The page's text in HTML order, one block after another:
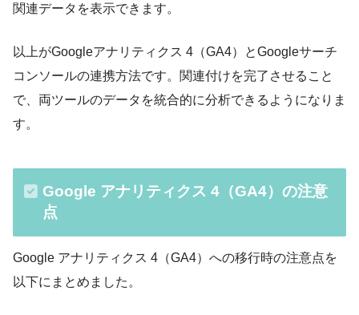
関連データを表示できます。
以上がGoogleアナリティクス 4（GA4）とGoogleサーチ
コンソールの連携方法です。関連付けを完了させること
で、両ツールのデータを統合的に分析できるようになりま
す。
Google アナリティクス 4（GA4）の注意
点
Google アナリティクス 4（GA4）への移行時の注意点を
以下にまとめました。